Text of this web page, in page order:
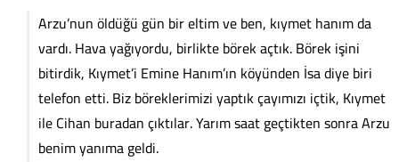
Arzu’nun öldüğü gün bir eltim ve ben, kıymet hanım da
vardı. Hava yağıyordu, birlikte börek açtık. Börek işini
bitirdik, Kıymet’i Emine Hanım’ın köyünden İsa diye biri
telefon etti. Biz böreklerimizi yaptık çayımızı içtik, Kıymet
ile Cihan buradan çıktılar. Yarım saat geçtikten sonra Arzu
benim yanıma geldi.